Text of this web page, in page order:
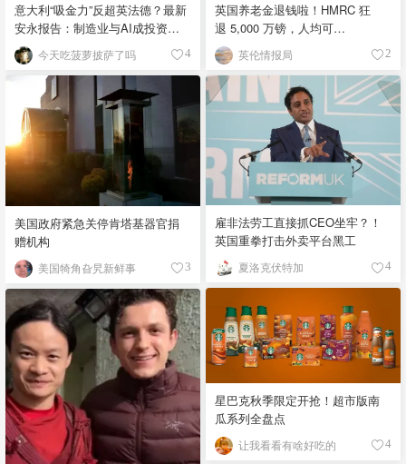
意大利“吸金力”反超英法德？最新
安永报告：制造业与AI成投资新
宠！ 今天吃菠萝披萨了吗 4
英国养老金退钱啦！HMRC 狂
退 5,000 万镑，人均可
领 £4,000！
英伦情报局 2
雇非法劳工直接抓CEO坐牢？！
英国重拳打击外卖平台黑工
夏洛克伏特加 4
美国政府紧急关停肯塔基器官捐
赠机构
美国犄角旮旯新鲜事 3
星巴克秋季限定开抢！超市版南
瓜系列全盘点
让我看看有啥好吃的 4